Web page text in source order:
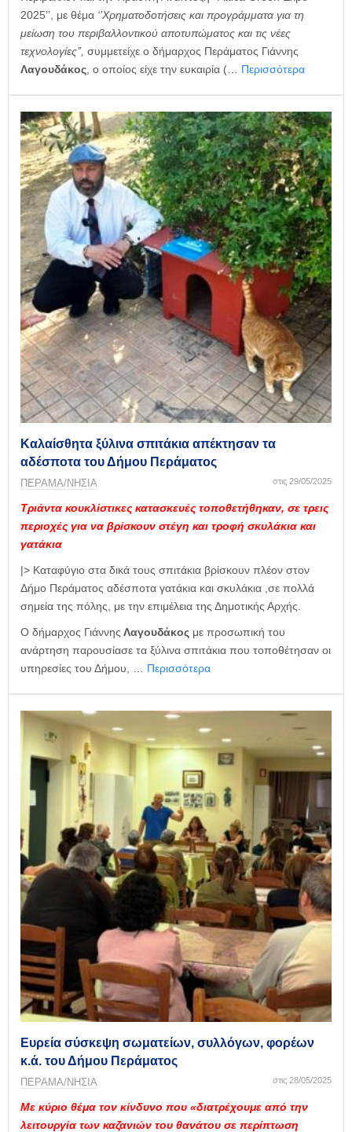
2025’’, με θέμα ‘’Χρηματοδοτήσεις και προγράμματα για τη
μείωση του περιβαλλοντικού αποτυπώματος και τις νέες
τεχνολογίες’’, συμμετείχε ο δήμαρχος Περάματος Γιάννης
Λαγουδάκος , ο οποίος είχε την ευκαιρία (… Περισσότερα
Καλαίσθητα ξύλινα σπιτάκια απέκτησαν τα
αδέσποτα του Δήμου Περάματος
ΠΕΡΑΜΑ/ΝΗΣΙΑ στις 29/05/2025
Τριάντα κουκλίστικες κατασκευές τοποθετήθηκαν, σε τρεις
περιοχές για να βρίσκουν στέγη και τροφή σκυλάκια και
γατάκια
|> Καταφύγιο στα δικά τους σπιτάκια βρίσκουν πλέον στον
Δήμο Περάματος αδέσποτα γατάκια και σκυλάκια ,σε πολλά
σημεία της πόλης, με την επιμέλεια της Δημοτικής Αρχής.
Ο δήμαρχος Γιάννης Λαγουδάκος με προσωπική του
ανάρτηση παρουσίασε τα ξύλινα σπιτάκια που τοποθέτησαν οι
υπηρεσίες του Δήμου, … Περισσότερα
Ευρεία σύσκεψη σωματείων, συλλόγων, φορέων
κ.ά. του Δήμου Περάματος
ΠΕΡΑΜΑ/ΝΗΣΙΑ στις 28/05/2025
Με κύριο θέμα τον κίνδυνο που «διατρέχουμε από την
λειτουργία των καζανιών του θανάτου σε περίπτωση